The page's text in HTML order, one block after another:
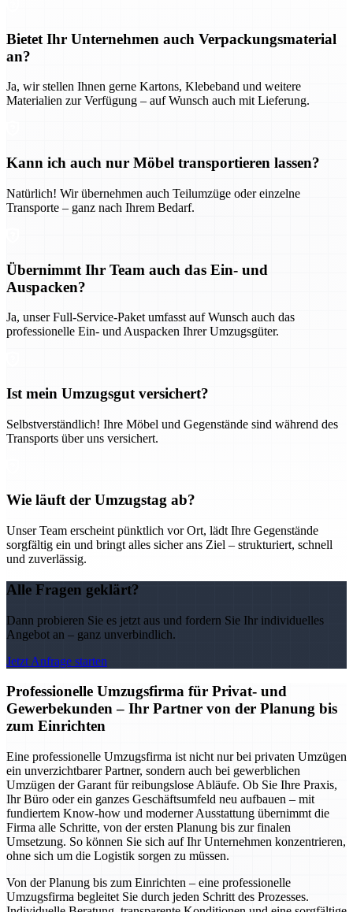
Bietet Ihr Unternehmen auch Verpackungsmaterial
an?
Ja, wir stellen Ihnen gerne Kartons, Klebeband und weitere
Materialien zur Verfügung – auf Wunsch auch mit Lieferung.
Kann ich auch nur Möbel transportieren lassen?
Natürlich! Wir übernehmen auch Teilumzüge oder einzelne
Transporte – ganz nach Ihrem Bedarf.
Übernimmt Ihr Team auch das Ein- und
Auspacken?
Ja, unser Full-Service-Paket umfasst auf Wunsch auch das
professionelle Ein- und Auspacken Ihrer Umzugsgüter.
Ist mein Umzugsgut versichert?
Selbstverständlich! Ihre Möbel und Gegenstände sind während des
Transports über uns versichert.
Wie läuft der Umzugstag ab?
Unser Team erscheint pünktlich vor Ort, lädt Ihre Gegenstände
sorgfältig ein und bringt alles sicher ans Ziel – strukturiert, schnell
und zuverlässig.
Alle Fragen geklärt?
Dann probieren Sie es jetzt aus und fordern Sie Ihr individuelles
Angebot an – ganz unverbindlich.
Jetzt Anfrage starten
Professionelle Umzugsfirma für Privat- und
Gewerbekunden – Ihr Partner von der Planung bis
zum Einrichten
Eine professionelle Umzugsfirma ist nicht nur bei privaten Umzügen
ein unverzichtbarer Partner, sondern auch bei gewerblichen
Umzügen der Garant für reibungslose Abläufe. Ob Sie Ihre Praxis,
Ihr Büro oder ein ganzes Geschäftsumfeld neu aufbauen – mit
fundiertem Know-how und moderner Ausstattung übernimmt die
Firma alle Schritte, von der ersten Planung bis zur finalen
Umsetzung. So können Sie sich auf Ihr Unternehmen konzentrieren,
ohne sich um die Logistik sorgen zu müssen.
Von der Planung bis zum Einrichten – eine professionelle
Umzugsfirma begleitet Sie durch jeden Schritt des Prozesses.